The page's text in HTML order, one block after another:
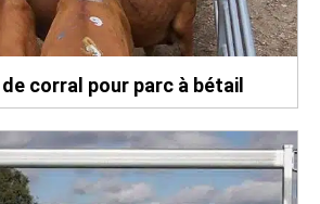
de corral pour parc à bétail